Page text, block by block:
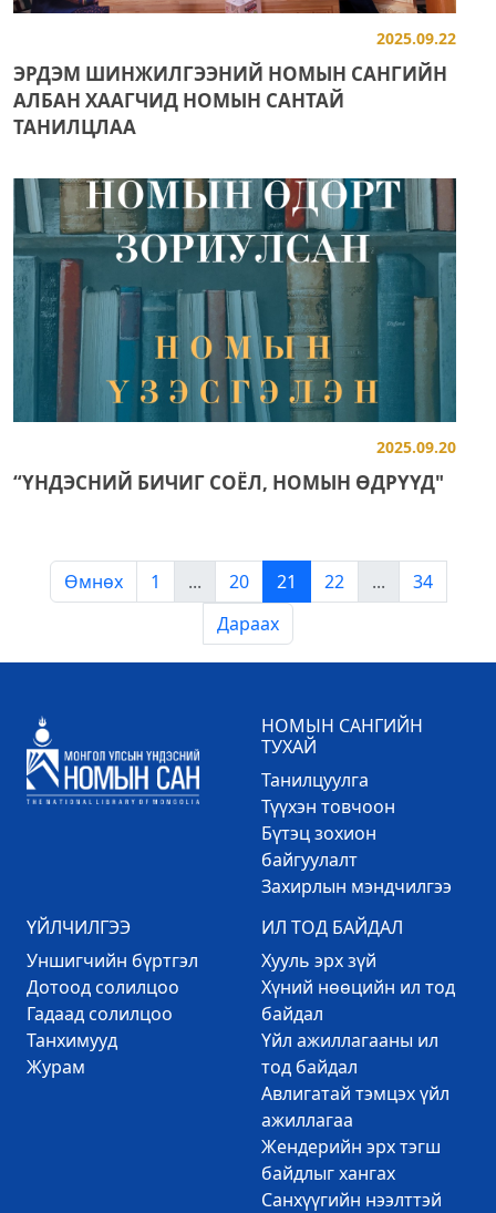
2025.09.22
ЭРДЭМ ШИНЖИЛГЭЭНИЙ НОМЫН САНГИЙН
АЛБАН ХААГЧИД НОМЫН САНТАЙ
ТАНИЛЦЛАА
2025.09.20
“ҮНДЭСНИЙ БИЧИГ СОЁЛ, НОМЫН ӨДРҮҮД"
Өмнөх 1 ... 20 21 22 ...
34
Дараах
НОМЫН САНГИЙН
ТУХАЙ
Танилцуулга
Түүхэн товчоон
Бүтэц зохион
байгуулалт
Захирлын мэндчилгээ
ҮЙЛЧИЛГЭЭ
Уншигчийн бүртгэл
Дотоод солилцоо
Гадаад солилцоо
Танхимууд
Журам
ИЛ ТОД БАЙДАЛ
Хууль эрх зүй
Хүний нөөцийн ил тод
байдал
Үйл ажиллагааны ил
тод байдал
Авлигатай тэмцэх үйл
ажиллагаа
Жендерийн эрх тэгш
байдлыг хангах
Санхүүгийн нээлттэй